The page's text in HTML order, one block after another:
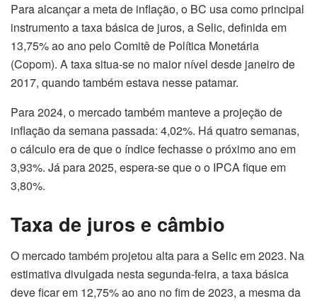
Para alcançar a meta de inflação, o BC usa como principal
instrumento a taxa básica de juros, a Selic, definida em
13,75% ao ano pelo Comitê de Política Monetária
(Copom). A taxa situa-se no maior nível desde janeiro de
2017, quando também estava nesse patamar.
Para 2024, o mercado também manteve a projeção de
inflação da semana passada: 4,02%. Há quatro semanas,
o cálculo era de que o índice fechasse o próximo ano em
3,93%. Já para 2025, espera-se que o o IPCA fique em
3,80%.
Taxa de juros e câmbio
O mercado também projetou alta para a Selic em 2023. Na
estimativa divulgada nesta segunda-feira, a taxa básica
deve ficar em 12,75% ao ano no fim de 2023, a mesma da